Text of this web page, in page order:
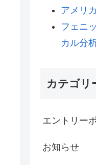
アメリ
フェニ
カル分
カテゴリ
エントリー
お知らせ